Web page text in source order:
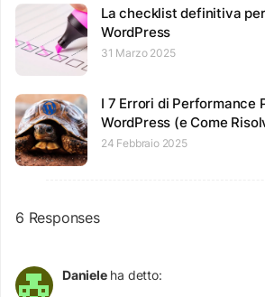
La checklist definitiva
WordPress
31 Marzo 2025
I 7 Errori di Performance
WordPress (e Come
24 Febbraio 2025
6 Responses
Daniele ha detto: